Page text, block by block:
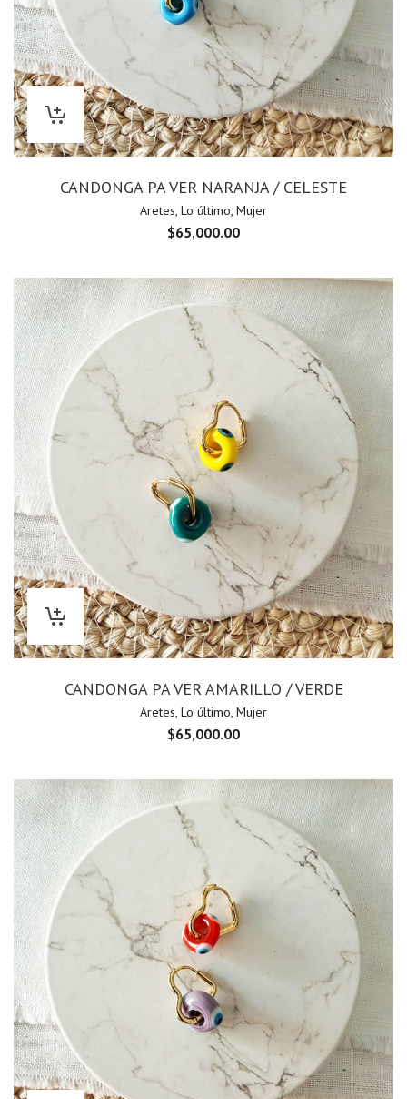
CANDONGA PA VER NARANJA / CELESTE
Aretes, Lo último, Mujer
$65,000.00
CANDONGA PA VER AMARILLO / VERDE
Aretes, Lo último, Mujer
$65,000.00